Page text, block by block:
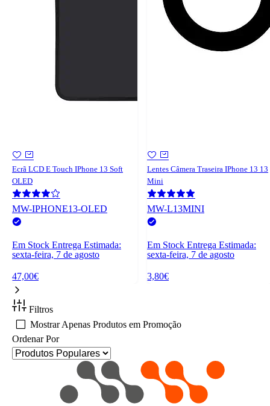
Ecrã LCD E Touch IPhone 13 Soft
OLED
MW-IPHONE13-OLED
Em Stock Entrega Estimada:
sexta-feira, 7 de agosto
47,00€
Lentes Câmera Traseira IPhone 13 13
Mini
MW-L13MINI
Em Stock Entrega Estimada:
sexta-feira, 7 de agosto
3,80€
Filtros
Mostrar Apenas Produtos em Promoção
Ordenar Por